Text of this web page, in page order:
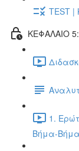
TEST
ΚΕΦΑΛΑΙΟ 5:
1.
Βήμα-